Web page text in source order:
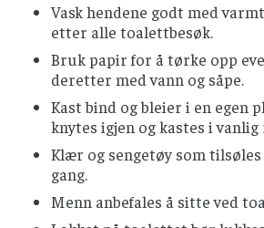
Vask over flater på kjøkken
Bytt klut ofte og vask kluten
legg i klor over natten.
Bruk aldri samme klut på
gulvet.
Tørkerull er et godt
TILBEREDNING AV MÅLTIDER
Hold rå og ferdiglaget mat
Vask hendene godt med
etter alle toalettbesøk.
Bruk papir for å tørke opp
deretter med vann og såpe.
Kast bind og bleier i en egen
knytes igjen og kastes i
Klær og sengetøy som tilsøles
gang.
Menn anbefales å sitte ved